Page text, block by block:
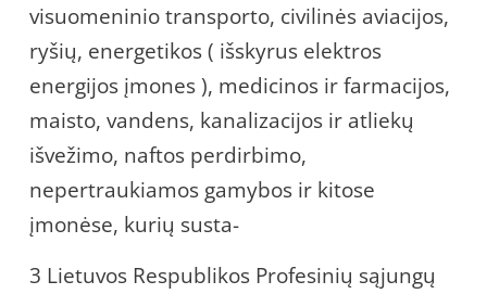
visuomeninio transporto, civilinės aviacijos,
ryšių, energetikos ( išskyrus elektros
energijos įmones ), medicinos ir farmacijos,
maisto, vandens, kanalizacijos ir atliekų
išvežimo, naftos perdirbimo,
nepertraukiamos gamybos ir kitose
įmonėse, kurių susta-
3 Lietuvos Respublikos Profesinių sąjungų